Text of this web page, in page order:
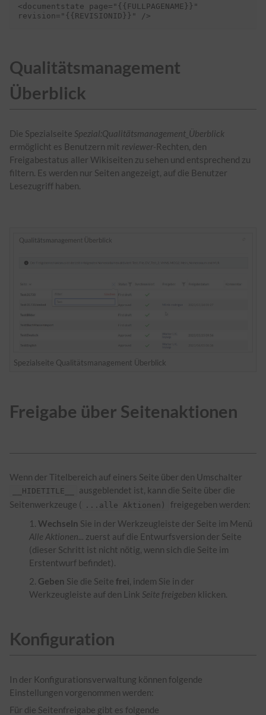
<documentstate page="{{FULLPAGENAME}}"
Qualitätsmanagement
Überblick
Die Spezialseite Spezial:Qualitätsmanagement_Überblick
ermöglicht es Benutzern mit reviewer-Rechten, den
Freigabestatus aller Wikiseiten zu sehen und entsprechend zu
filtern. Es werden nur Seiten angezeigt, auf die Benutzer
Lesezugriff haben.
Spezialseite Qualitätsmanagement Überblick
Freigabe über Seitenaktionen
Wenn der Titelbereich auf einers Seite über den Umschalter
__HIDETITLE__
ausgeblendet ist, kann die Seite über die
Seitenwerkzeuge (
...alle Aktionen)
freigegeben werden:
Wechseln Sie in der Werkzeugleiste der Seite im Menü
Alle Aktionen... zuerst auf die Entwurfsversion der Seite
(dieser Schritt ist nicht nötig, wenn sich die Seite im
Erstentwurf befindet).
Geben Sie die Seitefrei, indem Sie in der
Werkzeugleiste auf den Link Seite freigeben klicken.
Konfiguration
In der Konfigurationsverwaltung können folgende
Einstellungen vorgenommen werden:
Für die Seitenfreigabe gibt es folgende